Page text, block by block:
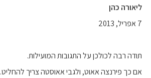
ליאורה כהן
7 אפריל, 2013
תודה רבה לכולכן על התגובות המועילות.
אם כך פירנצה אאוט, ולגבי אאוסטה צריך להחליט.